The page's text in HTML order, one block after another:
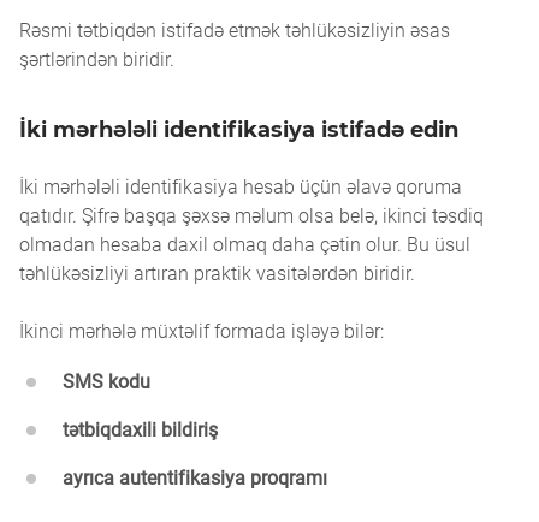
Rəsmi tətbiqdən istifadə etmək təhlükəsizliyin əsas
şərtlərindən biridir.
İki mərhələli identifikasiya istifadə edin
İki mərhələli identifikasiya hesab üçün əlavə qoruma
qatıdır. Şifrə başqa şəxsə məlum olsa belə, ikinci təsdiq
olmadan hesaba daxil olmaq daha çətin olur. Bu üsul
təhlükəsizliyi artıran praktik vasitələrdən biridir.
İkinci mərhələ müxtəlif formada işləyə bilər:
SMS kodu
tətbiqdaxili bildiriş
ayrıca autentifikasiya proqramı